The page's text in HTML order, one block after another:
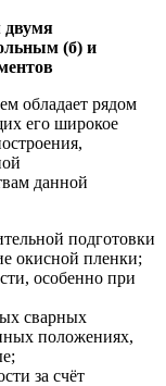
двумя
(б) и
обладает рядом
его широкое
данной
подготовки
окисной пленки;
особенно при
сварных
положениях,
за счёт